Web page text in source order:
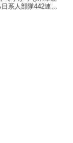
系人部隊442連隊